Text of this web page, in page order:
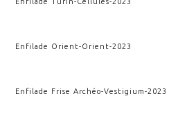
Enfilade Orient-Orient-2023
Enfilade Frise Archéo-Vestigium-2023